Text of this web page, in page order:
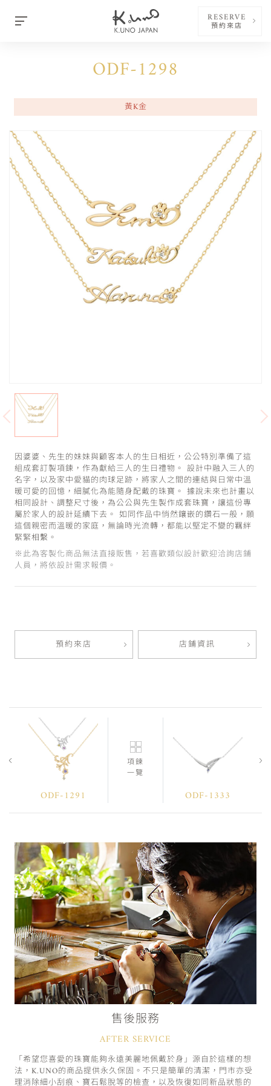
RESERVE
預約來店
ODF-1298
黃K金
因婆婆、先生的妹妹與顧客本人的生日相近，公公特別準備了這
組成套訂製項鍊，作為獻給三人的生日禮物。 設計中融入三人的
名字，以及家中愛貓的肉球足跡，將家人之間的連結與日常中溫
暖可愛的回憶，細膩化為能隨身配戴的珠寶。 據說未來也計畫以
相同設計、調整尺寸後，為公公與先生製作成套珠寶，讓這份專
屬於家人的設計延續下去。 如同作品中悄然鑲嵌的鑽石一般，願
這個親密而溫暖的家庭，無論時光流轉，都能以堅定不變的羈絆
緊緊相繫。
※此為客製化商品無法直接販售，若喜歡類似設計歡迎洽詢店鋪
人員，將依設計需求報價。
預約來店 店鋪資訊
ODF-1291
項鍊
一覽
ODF-1333
售後服務
AFTER SERVICE
「希望您喜愛的珠寶能夠永遠美麗地佩戴於身」源自於這樣的想
法，K.UNO的商品提供永久保固。不只是簡單的清潔，門市亦受
理消除細小刮痕、寶石鬆脫等的檢查，以及恢復如同新品狀態的